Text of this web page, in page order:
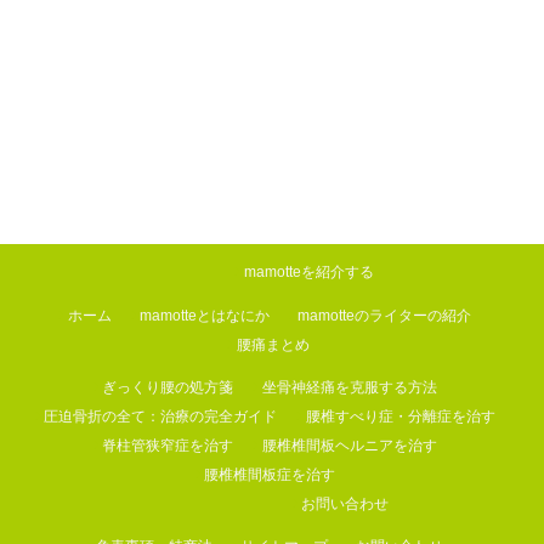
ホーム
mamotteを紹介する
mamotteとはなにか
mamotteのライターの紹介
腰痛まとめ
ぎっくり腰の処方箋
坐骨神経痛を克服する方法
圧迫骨折の全て：治療の完全ガイド
腰椎すべり症・分離症を治す
脊柱管狭窄症を治す
腰椎椎間板ヘルニアを治す
腰椎椎間板症を治す
お問い合わせ